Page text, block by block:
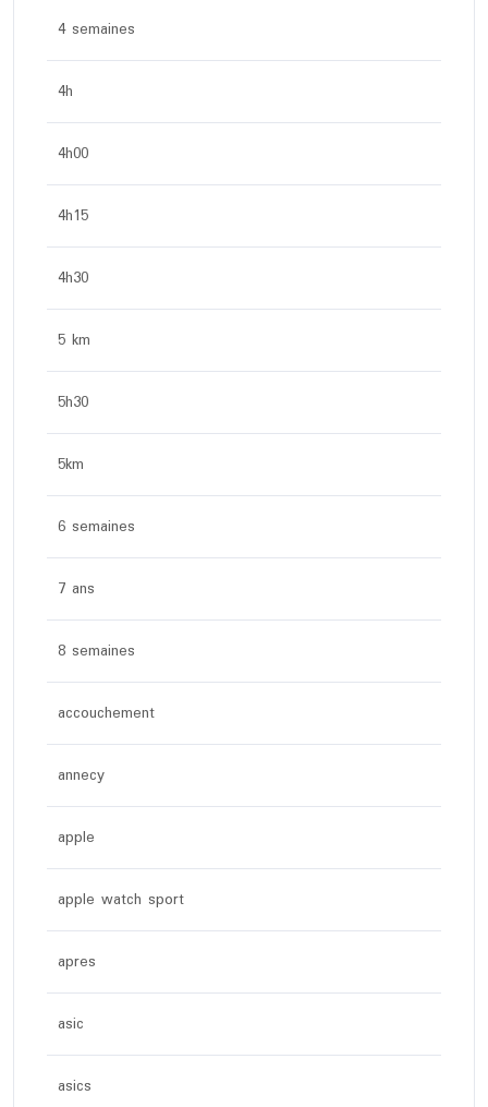
4 semaines
4h
4h00
4h15
4h30
5 km
5h30
5km
6 semaines
7 ans
8 semaines
accouchement
annecy
apple
apple watch sport
apres
asic
asics